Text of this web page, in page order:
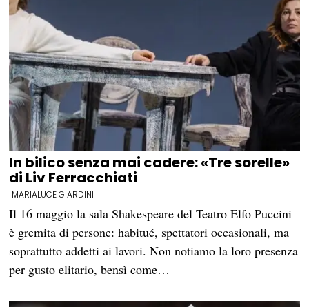
In bilico senza mai cadere: «Tre sorelle»
di Liv Ferracchiati
MARIALUCE GIARDINI
Il 16 maggio la sala Shakespeare del Teatro Elfo Puccini
è gremita di persone: habitué, spettatori occasionali, ma
soprattutto addetti ai lavori. Non notiamo la loro presenza
per gusto elitario, bensì come…